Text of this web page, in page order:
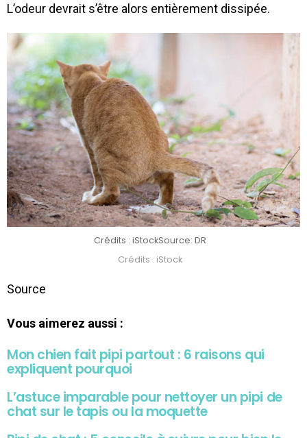
L’odeur devrait s’être alors entièrement dissipée.
Crédits : iStockSource: DR
Crédits : iStock
Source
Vous aimerez aussi :
Mon chien fait pipi partout : 6 raisons qui
expliquent pourquoi
L’astuce imparable pour nettoyer un pipi de
chat sur le tapis ou la moquette